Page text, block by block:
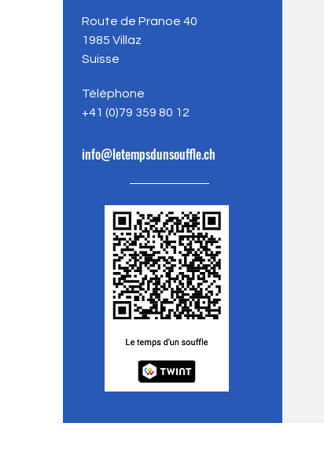
Route de Pranoe 40
1985Villaz
Suisse
Téléphone
+41 (0)79 359 80 12
info@letempsdunsouffle.ch